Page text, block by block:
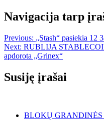
Navigacija tarp
Previous: „Stash“ pasiekia
Next: RUBLIJA
apdorota „Grinex“
Susiję įrašai
BLOKŲ